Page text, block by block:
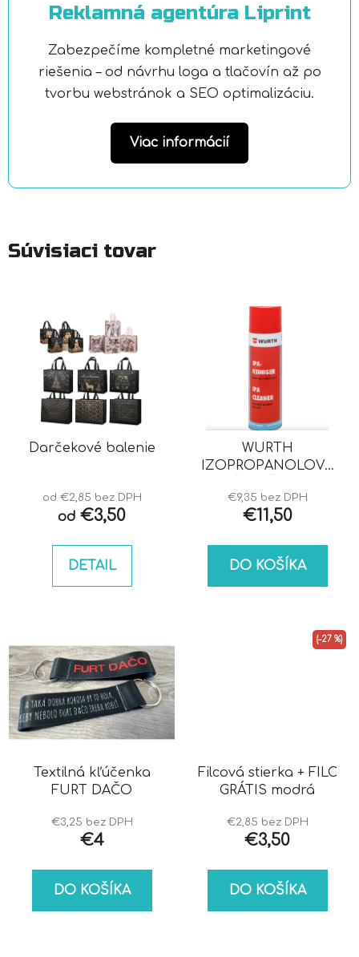
Reklamná agentúra Liprint
Zabezpečíme kompletné marketingové
riešenia – od návrhu loga a tlačovín až po
tvorbu webstránok a SEO optimalizáciu.
Viac informácií
Súvisiaci tovar
Darčekové balenie
od €2,85 bez DPH
od €3,50
DETAIL
WURTH
IZOPROPANOLOVÝ
€9,35 bez DPH
€11,50
DO KOŠÍKA
Textilná kľúčenka
FURT DAČO
€3,25 bez DPH
€4
DO KOŠÍKA
Filcová stierka + FILC
GRÁTIS modrá
€2,85 bez DPH
€3,50
(–27 %)
DO KOŠÍKA